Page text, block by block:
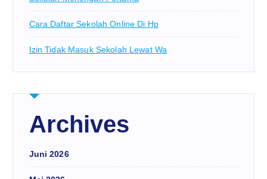
Cara Daftar Sekolah Online Di Hp
Izin Tidak Masuk Sekolah Lewat Wa
Archives
Juni 2026